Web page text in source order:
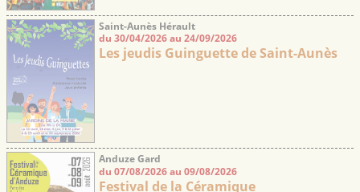
Saint-Aunès Hérault
du 30/04/2026 au 24/09/2026
Les jeudis Guinguette de Saint-Aunès
Anduze Gard
du 07/08/2026 au 09/08/2026
Festival de la Céramique